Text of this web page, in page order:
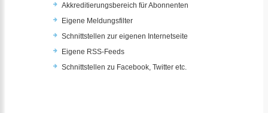
Akkreditierungsbereich für Abonnenten
Eigene Meldungsfilter
Schnittstellen zur eigenen Internetseite
Eigene RSS-Feeds
Schnittstellen zu Facebook, Twitter etc.